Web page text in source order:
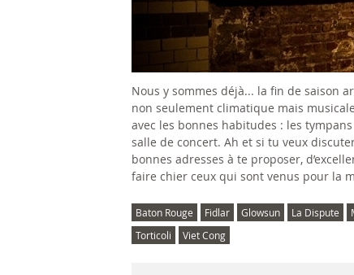
Nous y sommes déjà... la fin de saison
non seulement climatique mais
avec les bonnes habitudes : les
salle de concert. Ah et si tu veux
bonnes adresses à te proposer,
faire chier ceux qui sont venus pour la
Baton Rouge Fidlar Glowsun La Dispute
Torticoli
Viet Cong